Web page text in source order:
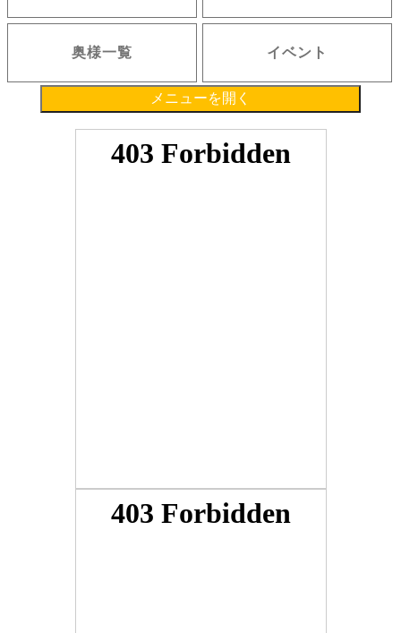
奥様一覧 イベント
メニューを開く